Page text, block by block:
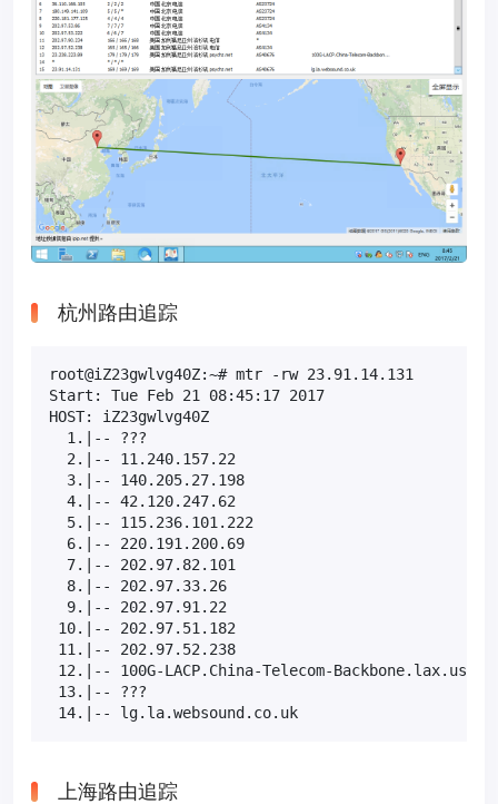
杭州路由追踪
root@iZ23gwlvg40Z:~# mtr -rw 23.91.14.131
Start: Tue Feb 21 08:45:17 2017
HOST: iZ23gwlvg40Z
1.|-- ???
2.|-- 11.240.157.22
3.|-- 140.205.27.198
4.|-- 42.120.247.62
5.|-- 115.236.101.222
6.|-- 220.191.200.69
7.|-- 202.97.82.101
8.|-- 202.97.33.26
9.|-- 202.97.91.22
10.|-- 202.97.51.182
11.|-- 202.97.52.238
12.|-- 100G-LACP.China-Telecom-
13.|-- ???
14.|-- lg.la.websound.co.uk
上海路由追踪